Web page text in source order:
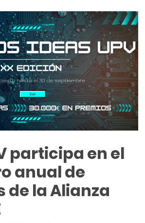
participa en el
anual de
de la Alianza